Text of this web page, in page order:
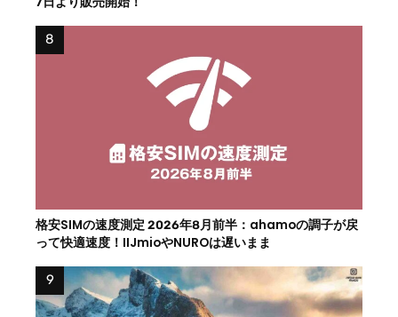
格安SIMの速度測定 2026年8月前半：ahamoの調子が戻
って快適速度！IIJmioやNUROは遅いまま